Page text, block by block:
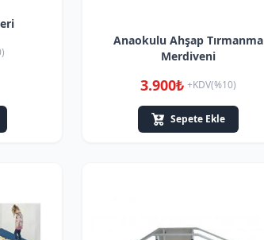
Anaokulu Ahşap Tırmanma
Merdiveni
3.900₺ +KDV(%10)
Sepete Ekle